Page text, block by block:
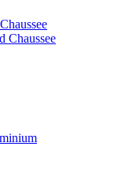
Chaussee